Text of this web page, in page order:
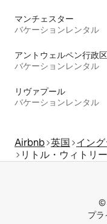
マンチェスター
バケーションレンタル
アントウェルペン行政区
バケーションレンタル
リヴァプール
バケーションレンタル
Airbnb 英国 イン
リトル・ウィトリー
©
プラ